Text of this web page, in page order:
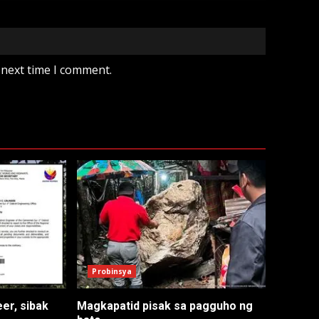
time I comment.
sibak
Probinsya
Magkapatid pisak sa pagguho ng